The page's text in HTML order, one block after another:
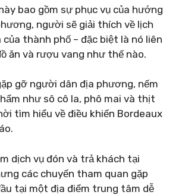
bao gồm sự phục vụ của hướng
người sẽ giải thích về lịch
của thành phố – đặc biệt là nó liên
ăn và rượu vang như thế nào.
gỡ người dân địa phương, nếm
như sô cô la, phô mai và thịt
tìm hiểu về điều khiến Bordeaux
dịch vụ đón và trả khách tại
các chuyến tham quan gặp
tại một địa điểm trung tâm dễ